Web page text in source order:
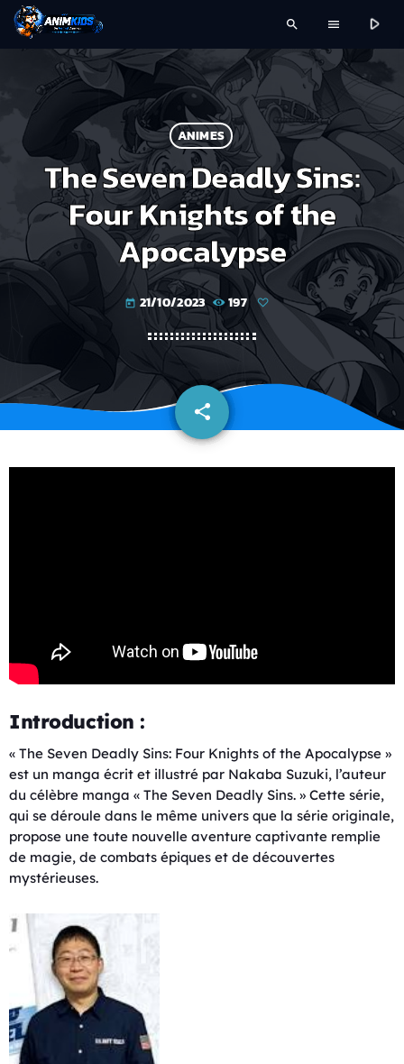
search menu play_arrow
ANIMES
The Seven Deadly Sins:
Four Knights of the
Apocalypse
today 21/10/2023 197
share
email
Introduction :
« The Seven Deadly Sins: Four Knights of the Apocalypse »
est un manga écrit et illustré par Nakaba Suzuki, l’auteur
du célèbre manga « The Seven Deadly Sins. » Cette série,
qui se déroule dans le même univers que la série originale,
propose une toute nouvelle aventure captivante remplie
de magie, de combats épiques et de découvertes
mystérieuses.